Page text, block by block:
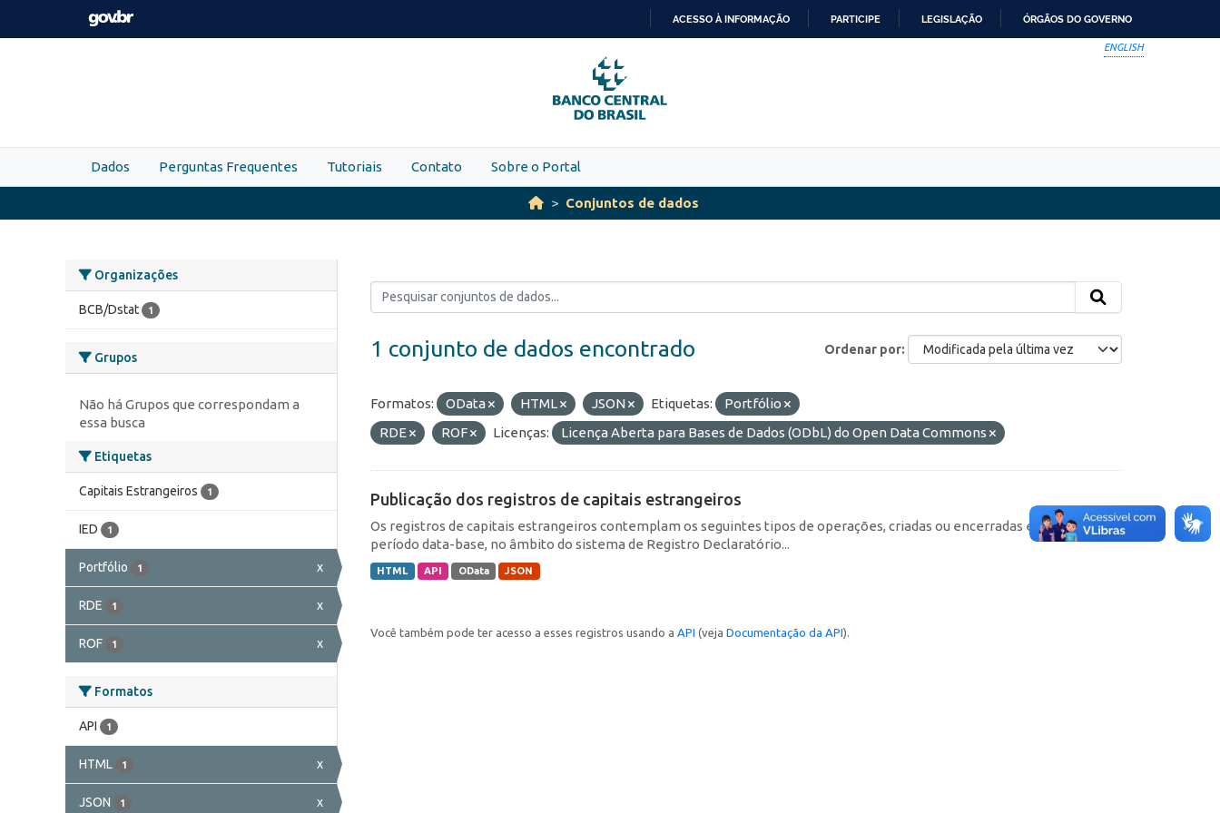
Skip to main content
PARA
O
CONTEÚDO
ACESSO À INFORMAÇÃO PARTICIPE LEGISLAÇÃO ÓRGÃOS DO GOVERNO
ENGLISH
Dados Perguntas Frequentes Tutoriais Contato Sobre o Portal
Conjuntos de dados
Organizações
BCB/Dstat 1
Grupos
Não há Grupos que correspondam a
essa busca
Etiquetas
Capitais Estrangeiros 1
IED 1
Portfólio 1 x
RDE 1 x
ROF 1 x
Formatos
API 1
HTML 1 x
JSON 1 x
Ordenar por
1 conjunto de dados encontrado
Formatos: OData HTML JSON Etiquetas:
Portfólio
RDE
ROF Licenças: Licença Aberta para Bases de Dados (ODbL) do Open Data Commons
Publicação dos registros de capitais estrangeiros
Os registros de capitais estrangeiros contemplam os seguintes tipos de operações, criadas ou encerradas em cada
período data-base, no âmbito do sistema de Registro Declaratório...
HTML API OData JSON
Você também pode ter acesso a esses registros usando a API (veja Documentação da API).